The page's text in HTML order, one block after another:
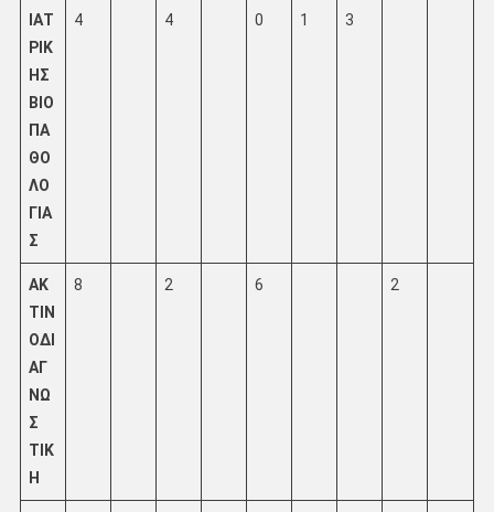
ΙΑΤ
ΡΙΚ
ΗΣ
ΒΙΟ
ΠΑ
ΘΟ
ΛΟ
ΓΙΑ
Σ
4 4 0 1 3
ΑΚ
ΤΙΝ
ΟΔΙ
ΑΓ
ΝΩ
Σ
ΤΙΚ
Η
8 2 6 2